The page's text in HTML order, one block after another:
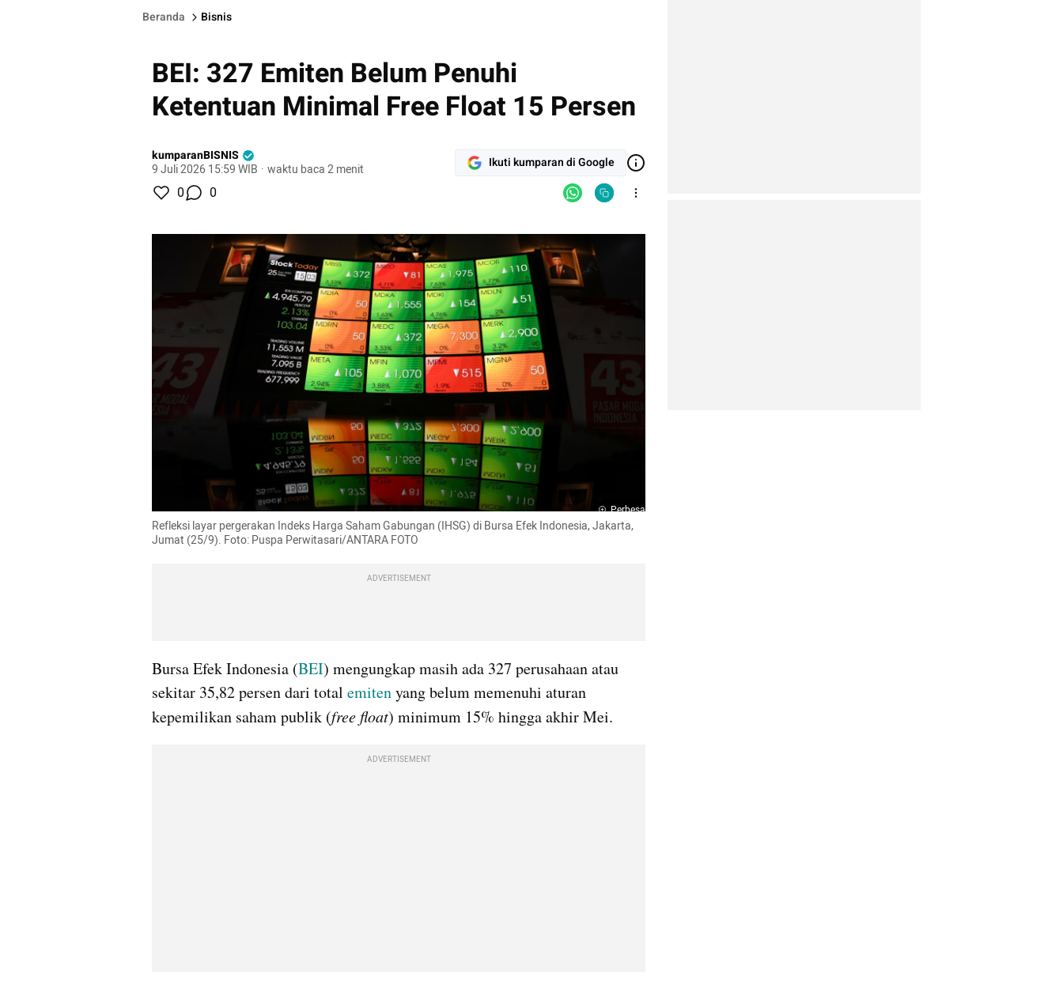
Beranda Bisnis
BEI: 327 Emiten Belum Penuhi
Ketentuan Minimal Free Float 15 Persen
kumparanBISNIS
9 Juli 2026 15:59 WIB · waktu baca 2 menit Ikuti kumparan di Google
0 0
Perbesar
Refleksi layar pergerakan Indeks Harga Saham Gabungan (IHSG) di Bursa Efek Indonesia, Jakarta,
Jumat (25/9). Foto: Puspa Perwitasari/ANTARA FOTO
ADVERTISEMENT
Bursa Efek Indonesia (BEI) mengungkap masih ada 327 perusahaan atau
sekitar 35,82 persen dari total emiten yang belum memenuhi aturan
kepemilikan saham publik (free float) minimum 15% hingga akhir Mei.
ADVERTISEMENT